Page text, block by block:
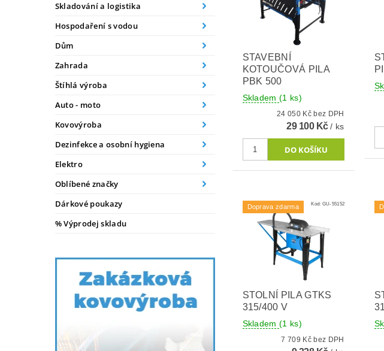
Skladování a logistika
Hospodaření s vodou
Dům
Zahrada
Štíhlá výroba
Auto - moto
Kovovýroba
Dezinfekce a osobní hygiena
Elektro
Oblíbené značky
Dárkové poukazy
% Výprodej skladu
STAVEBNÍ
KOTOUČOVÁ PILA
PBK 500
Skladem(1 ks)
24 050 Kč bez DPH
29 100 Kč/ ks
Doprava zdarma Kód: GU-55152
STOLNÍ PILA GTKS
315/400 V
Skladem(1 ks)
7 709 Kč bez DPH